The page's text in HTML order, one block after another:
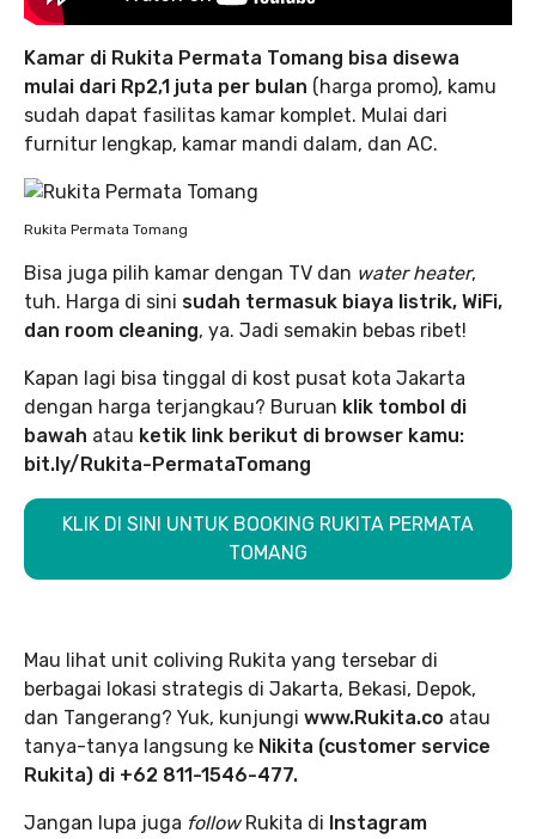
Kamar di Rukita Permata Tomang bisa disewa
mulai dari Rp2,1 juta per bulan (harga promo), kamu
sudah dapat fasilitas kamar komplet. Mulai dari
furnitur lengkap, kamar mandi dalam, dan AC.
Rukita Permata Tomang
Bisa juga pilih kamar dengan TV dan water heater,
tuh. Harga di sini sudah termasuk biaya listrik, WiFi,
dan room cleaning, ya. Jadi semakin bebas ribet!
Kapan lagi bisa tinggal di kost pusat kota Jakarta
dengan harga terjangkau? Buruan klik tombol di
bawah atau ketik link berikut di browser kamu:
bit.ly/Rukita-PermataTomang
KLIK DI SINI UNTUK BOOKING RUKITA PERMATA
TOMANG
Mau lihat unit coliving Rukita yang tersebar di
berbagai lokasi strategis di Jakarta, Bekasi, Depok,
dan Tangerang? Yuk, kunjungi www.Rukita.co atau
tanya-tanya langsung ke Nikita (customer service
Rukita) di +62 811-1546-477.
Jangan lupa juga followRukita di Instagram